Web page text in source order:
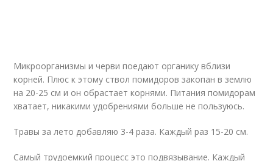
Микроорганизмы и черви поедают органику вблизи
корней. Плюс к этому ствол помидоров закопан в землю
на 20-25 см и он обрастает корнями. Питания помидорам
хватает, никакими удобрениями больше не пользуюсь.
Травы за лето добавляю 3-4 раза. Каждый раз 15-20 см.
Самый трудоемкий процесс это подвязывание. Каждый